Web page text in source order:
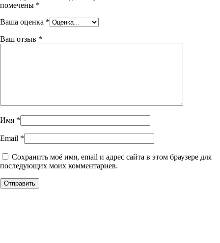
помечены *
Ваша оценка *
Ваш отзыв *
Имя *
Email *
Сохранить моё имя, email и адрес сайта в этом браузере для
последующих моих комментариев.